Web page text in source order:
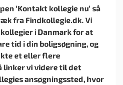
‘Kontakt kollegie nu’ så
fra Findkollegie.dk. Vi
i Danmark for at
tid i din boligsøgning, og
et eller flere
linker vi videre til det
ansøgningssted, hvor